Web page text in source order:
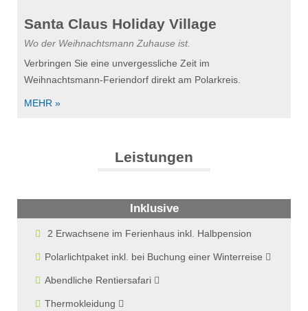
Santa Claus Holiday Village
Wo der Weihnachtsmann Zuhause ist.
Verbringen Sie eine unvergessliche Zeit im
Weihnachtsmann-Feriendorf direkt am Polarkreis.
MEHR »
Leistungen
Inklusive
2 Erwachsene im Ferienhaus inkl. Halbpension
Polarlichtpaket inkl. bei Buchung einer Winterreise
Abendliche Rentiersafari
Thermokleidung